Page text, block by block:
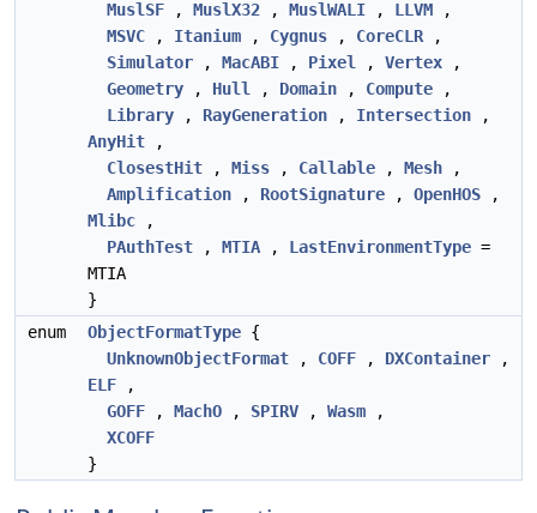
MuslSF , MuslX32 , MuslWALI , LLVM ,
MSVC , Itanium , Cygnus , CoreCLR ,
Simulator , MacABI , Pixel , Vertex ,
Geometry , Hull , Domain , Compute ,
Library , RayGeneration , Intersection ,
AnyHit ,
ClosestHit , Miss , Callable , Mesh ,
Amplification , RootSignature , OpenHOS ,
Mlibc ,
PAuthTest , MTIA , LastEnvironmentType =
MTIA
}
enum
ObjectFormatType {
UnknownObjectFormat , COFF , DXContainer ,
ELF ,
GOFF , MachO , SPIRV , Wasm ,
XCOFF
}